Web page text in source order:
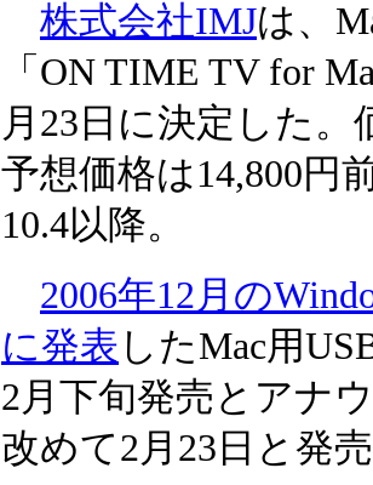
株式会社IMJは、
「ON TIME TV for
月23日に決定した
予想価格は14,800円
10.4以降。
2006年12月の
に発表 したMac用
2月下旬発売とアナ
改めて2月23日と発